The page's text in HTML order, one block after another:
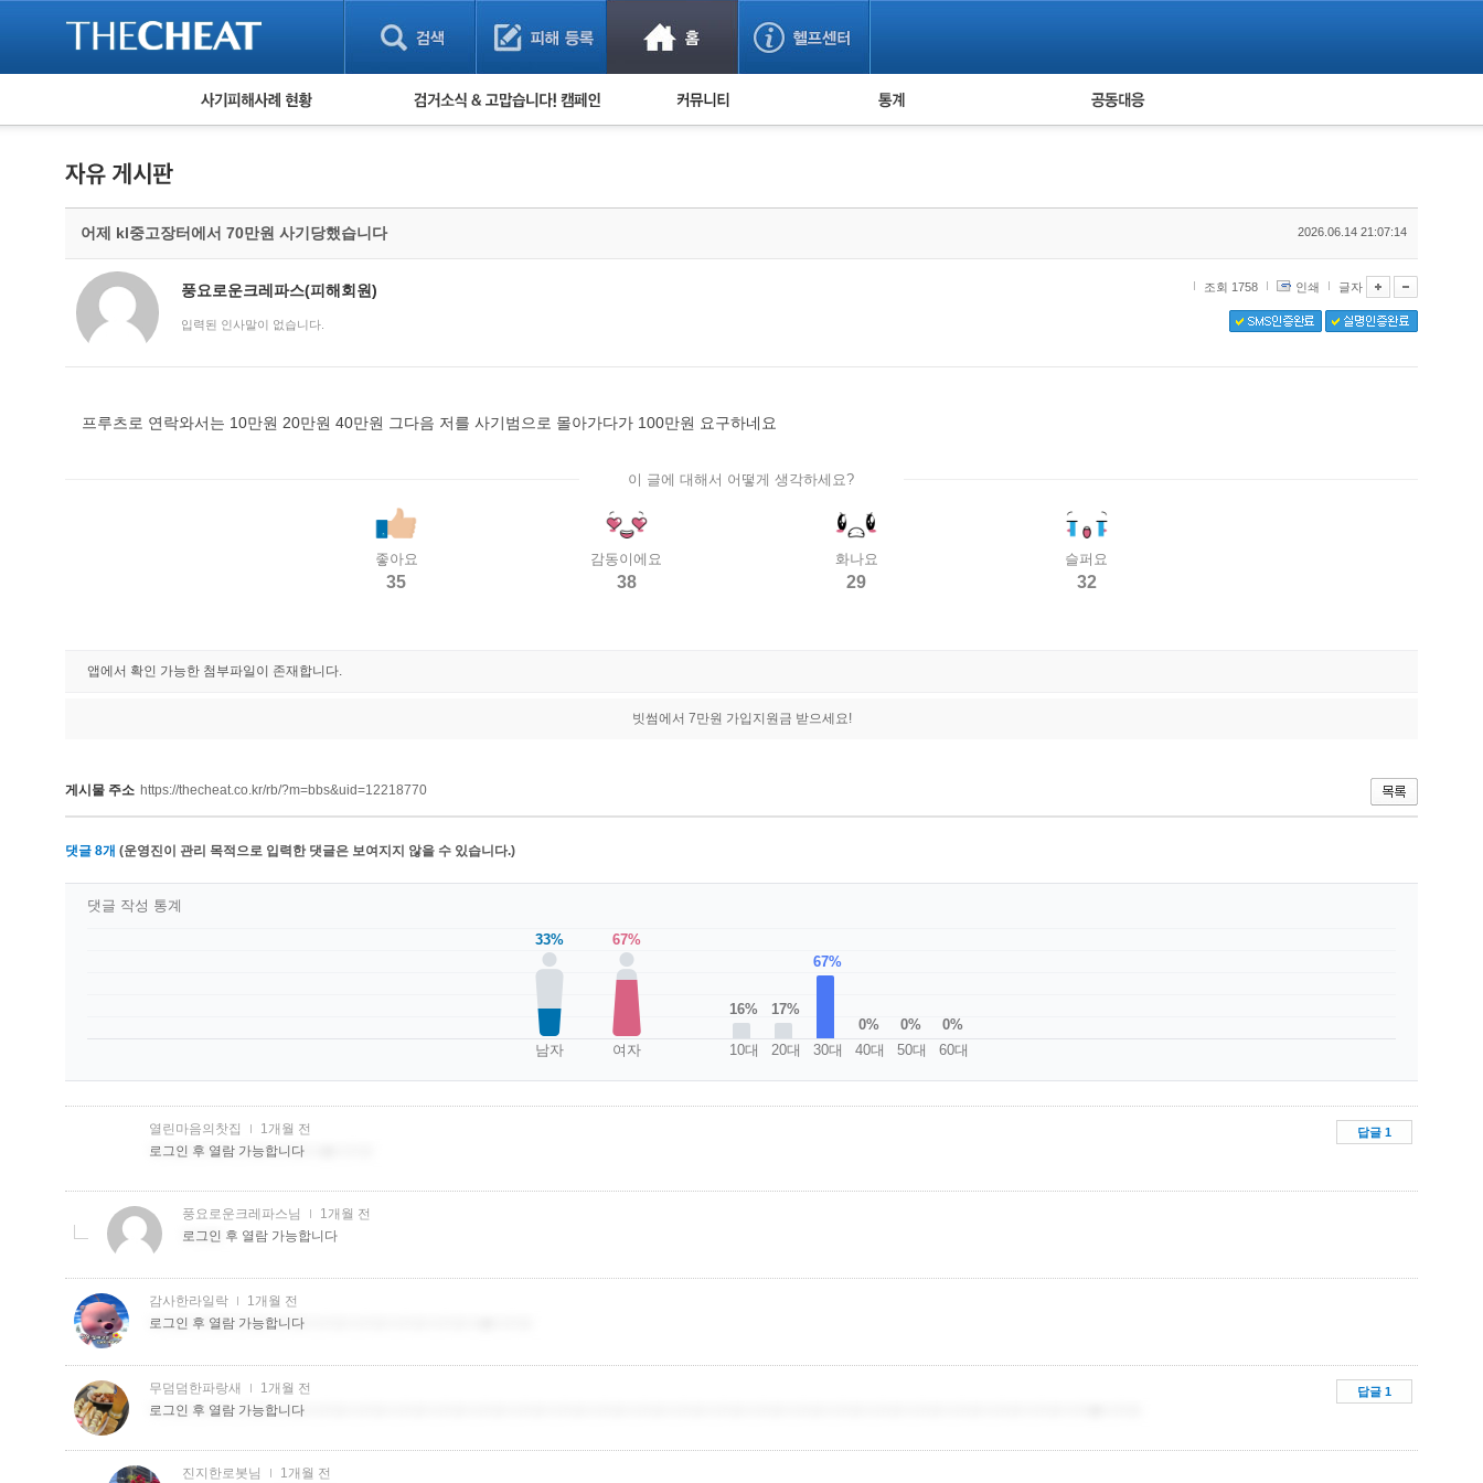
피해사례 현황
보이스피싱 피해사례
유해사이트 목록
비공개 피해사례
워킹홀리데이 피해사례
검거 소식 사기 예방했어요! 누적 피해사례 통계 피해자 공동대응
어제 kl중고장터에서 70만원 사기당했습니다 2026.06.14 21:07:14
풍요로운크레파스(피해회원)
입력된 인사말이 없습니다.
조회 1758 인쇄 글자
프루츠로 연락와서는 10만원 20만원 40만원 그다음 저를 사기범으로 몰아가다가 100만원 요구하네요
이 글에 대해서 어떻게 생각하세요?
좋아요
35
감동이에요
38
화나요
29
슬퍼요
32
앱에서 확인 가능한 첨부파일이 존재합니다.
빗썸에서 7만원 가입지원금 받으세요!
게시물 주소 https://thecheat.co.kr/rb/?m=bbs&uid=12218770
댓글 8개 (운영진이 관리 목적으로 입력한 댓글은 보여지지 않을 수 있습니다.)
33%
남자
67%
여자
16%
10대
17%
20대
67%
30대
0%
40대
0%
50대
0%
60대
댓글 작성 통계